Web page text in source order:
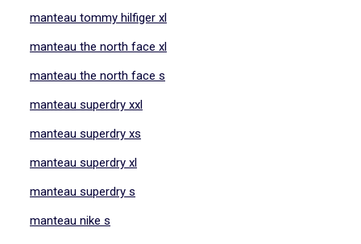
manteau tommy hilfiger xl
manteau the north face xl
manteau the north face s
manteau superdry xxl
manteau superdry xs
manteau superdry xl
manteau superdry s
manteau nike s